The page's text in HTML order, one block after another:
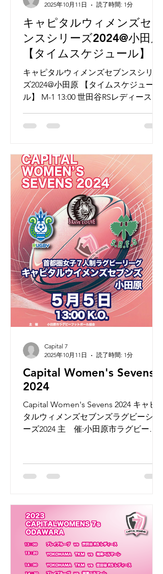
キャピタルウィメンズセブ
ンスシリーズ2024@小田原
【タイムスケジュール】
キャピタルウィメンズセブンスシリー
ズ2024@小田原 【タイムスケジュー
ル】 M-1 13:00 世田谷RSレディース vs
ルマーレ vsブレイブルーヴBlue M-3
2025年10月11日
読了時間: 1分
Capital Women's Sevens
2024
Capital Women's Sevens 2024 キャピ
タルウィメンズセブンズラグビーシリ
ーズ2024 主 催:小田原市ラグビーフ
2024実行委員会 開催日:2024年5月5日
（日） ...
Capital 7
2025年10月11日
読了時間: 1分